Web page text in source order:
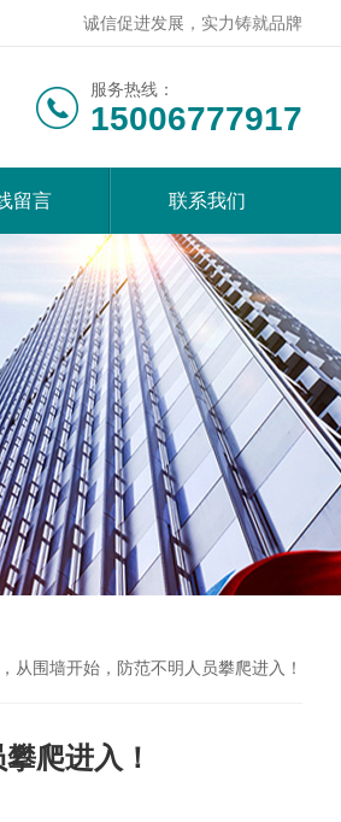
诚信促进发展，实力铸就品牌
服务热线：
15006777917
留言 联系我们
从围墙开始，防范不明人员攀爬进入！
爬进入！